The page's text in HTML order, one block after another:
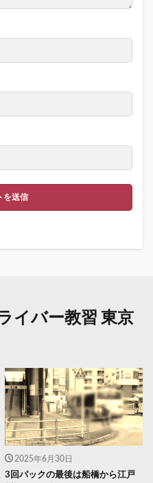
イバー教習 東京
2025年6月30日
3回パックの最後は船橋から江戸